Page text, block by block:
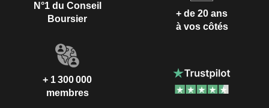
N°1 du Conseil
Boursier
+ de 20 ans
à vos côtés
+ 1 300 000
membres